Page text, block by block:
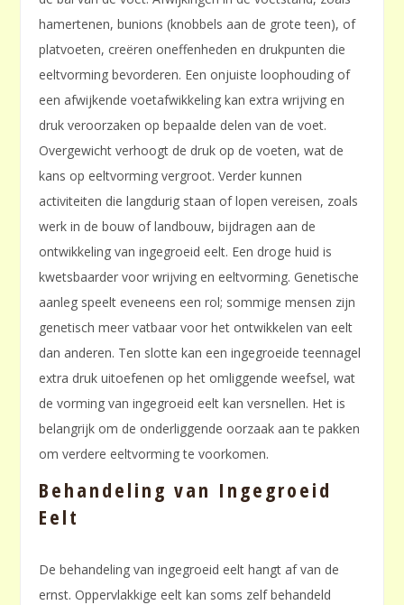
hamertenen, bunions (knobbels aan de grote teen), of
platvoeten, creëren oneffenheden en drukpunten die
eeltvorming bevorderen. Een onjuiste loophouding of
een afwijkende voetafwikkeling kan extra wrijving en
druk veroorzaken op bepaalde delen van de voet.
Overgewicht verhoogt de druk op de voeten, wat de
kans op eeltvorming vergroot. Verder kunnen
activiteiten die langdurig staan of lopen vereisen, zoals
werk in de bouw of landbouw, bijdragen aan de
ontwikkeling van ingegroeid eelt. Een droge huid is
kwetsbaarder voor wrijving en eeltvorming. Genetische
aanleg speelt eveneens een rol; sommige mensen zijn
genetisch meer vatbaar voor het ontwikkelen van eelt
dan anderen. Ten slotte kan een ingegroeide teennagel
extra druk uitoefenen op het omliggende weefsel, wat
de vorming van ingegroeid eelt kan versnellen. Het is
belangrijk om de onderliggende oorzaak aan te pakken
om verdere eeltvorming te voorkomen.
Behandeling van Ingegroeid
Eelt
De behandeling van ingegroeid eelt hangt af van de
ernst. Oppervlakkige eelt kan soms zelf behandeld